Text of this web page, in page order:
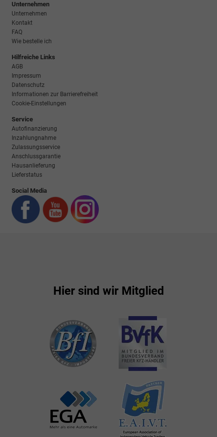
Unternehmen
Unternehmen
Kontakt
FAQ
Wie bestelle ich
Hilfreiche Links
AGB
Impressum
Datenschutz
Informationen zur Barrierefreiheit
Cookie-Einstellungen
Service
Autofinanzierung
Inzahlungnahme
Zulassungsservice
Anschlussgarantie
Hausanlieferung
Lieferstatus
Social Media
Hier sind wir Mitglied